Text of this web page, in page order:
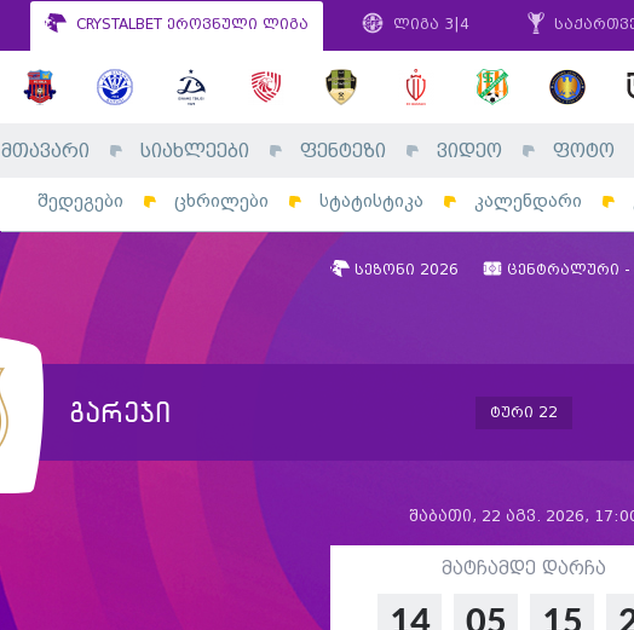
CRYSTALBET ეროვნული ლიგა ლიგა 3|4
მთავარი სიახლეები ფენტეზი ვიდეო ფოტო
შედეგები ცხრილები სტატისტიკა კალენდარი
სეზონი 2026 ცენტრალური -
გარეჯი ტური 22
შაბათი, 22 აგვ. 2026,
მატჩამდე დარჩა